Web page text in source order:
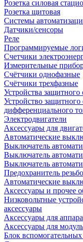
Розетка силовая
Розетка щитовая
Системы
Датчики/сенсоры
Реле
Программируемые
Счетчики
Измерительные
Счётчики однофазные
Счётчики трехфазные
Устройства
Устройство
дифференциального
Электродвигатели
Аксессуары для
Автоматические
Выключатель
Выключатель
Выключатель
Предохранитель
Автоматические
Аксессуары и прочее
Низковольтные
аксессуары
Аксессуары для
Аксессуары для
Блок вспомогательных